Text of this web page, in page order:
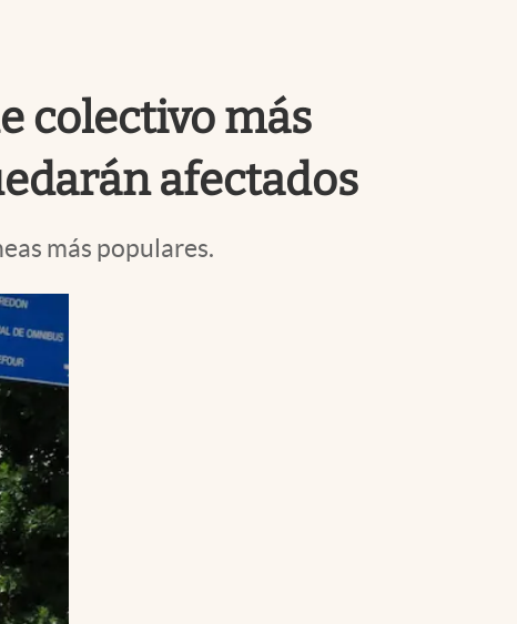
colectivo más
afectados
más populares.